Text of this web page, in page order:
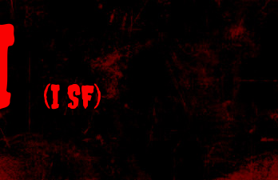
(I SF)